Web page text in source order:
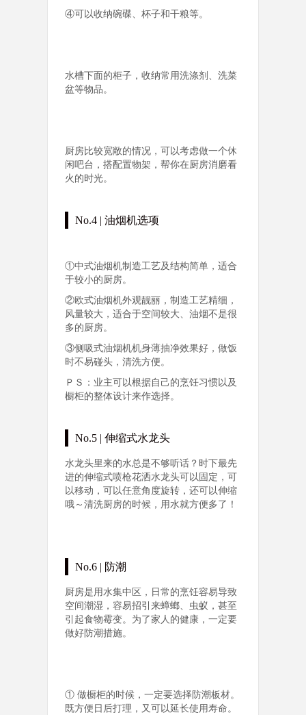
④可以收纳碗碟、杯子和干粮等。
水槽下面的柜子，收纳常用洗涤剂、洗菜
盆等物品。
厨房比较宽敞的情况，可以考虑做一个休
闲吧台，搭配置物架，帮你在厨房消磨看
火的时光。
No.4 | 油烟机选项
①中式油烟机制造工艺及结构简单，适合
于较小的厨房。
②欧式油烟机外观靓丽，制造工艺精细，
风量较大，适合于空间较大、油烟不是很
多的厨房。
③侧吸式油烟机机身薄抽净效果好，做饭
时不易碰头，清洗方便。
ＰＳ：业主可以根据自己的烹饪习惯以及
橱柜的整体设计来作选择。
No.5 | 伸缩式水龙头
水龙头里来的水总是不够听话？时下最先
进的伸缩式喷枪花洒水龙头可以固定，可
以移动，可以任意角度旋转，还可以伸缩
哦～清洗厨房的时候，用水就方便多了！
No.6 | 防潮
厨房是用水集中区，日常的烹饪容易导致
空间潮湿，容易招引来蟑螂、虫蚁，甚至
引起食物霉变。为了家人的健康，一定要
做好防潮措施。
① 做橱柜的时候，一定要选择防潮板材。
既方便日后打理，又可以延长使用寿命。